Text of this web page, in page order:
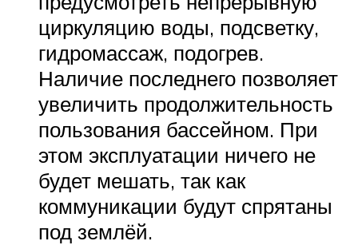
циркуляцию воды, подсветку,
гидромассаж, подогрев.
Наличие последнего позволяет
увеличить продолжительность
пользования бассейном. При
этом эксплуатации ничего не
будет мешать, так как
коммуникации будут спрятаны
под землёй.